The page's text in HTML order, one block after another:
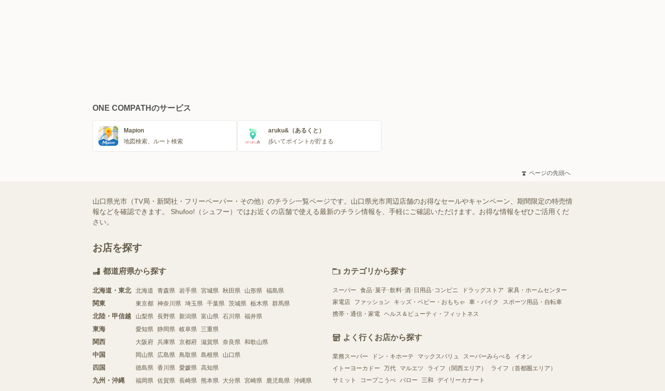
ONE COMPATHのサービス
Mapion
地図検索、ルート検索
aruku&（あるくと）
歩いてポイントが貯まる
ページの先頭へ
山口県光市（TV局・新聞社・フリーペーパー・その他）のチラシ一覧ページです。山口県光市周辺店舗のお得なセールやキャンペーン、期間限定の特売情
報などを確認できます。 Shufoo!（シュフー）ではお近くの店舗で使える最新のチラシ情報を、手軽にご確認いただけます。お得な情報をぜひご活用くだ
さい。
お店を探す
都道府県から探す
北海道・東北 北海道 青森県 岩手県 宮城県 秋田県 山形県 福島県
関東 東京都 神奈川県 埼玉県 千葉県 茨城県 栃木県 群馬県
北陸・甲信越 山梨県 長野県 新潟県 富山県 石川県 福井県
東海 愛知県 静岡県 岐阜県 三重県
関西 大阪府 兵庫県 京都府 滋賀県 奈良県 和歌山県
中国 岡山県 広島県 鳥取県 島根県 山口県
四国 徳島県 香川県 愛媛県 高知県
九州・沖縄 福岡県 佐賀県 長崎県 熊本県 大分県 宮崎県 鹿児島県 沖縄県
カテゴリから探す
スーパー 食品･菓子･飲料･酒･日用品･コンビニ ドラッグストア
家具・ホームセンター
家電店
ファッション キッズ・ベビー・おもちゃ 車・バイク
スポーツ用品・自転車
携帯・通信・家電 ヘルス＆ビューティ・フィットネス
よく行くお店から探す
業務スーパー ドン・キホーテ マックスバリュ スーパーみらべる
イオン
イトーヨーカドー
万代 マルエツ ライフ（関西エリア）
ライフ（首都圏エリア）
サミット
コープこうべ バロー 三和 デイリーカナート